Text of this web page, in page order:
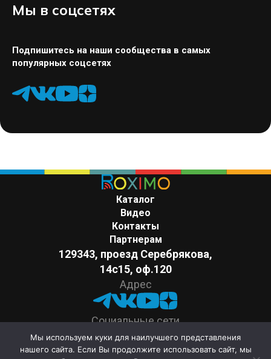
Мы в соцсетях
Подпишитесь на наши сообщества в самых
популярных соцсетях
Каталог
Видео
Контакты
Партнерам
129343, проезд Серебрякова,
14с15, оф.120
Адрес
Социальные сети
Поддержка
+7 (499) 677 50 90
Мы используем куки для наилучшего представления
нашего сайта. Если Вы продолжите использовать сайт, мы